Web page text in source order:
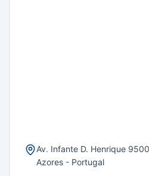
Av. Infante D. Henrique
Azores - Portugal